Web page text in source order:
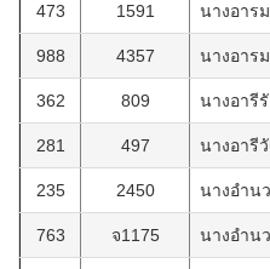
473 1591 นางอาร
988 4357 นางอาร
362 809 นางอารี
281 497 นางอารี
235 2450 นางอำน
763 จ1175 นางอำน